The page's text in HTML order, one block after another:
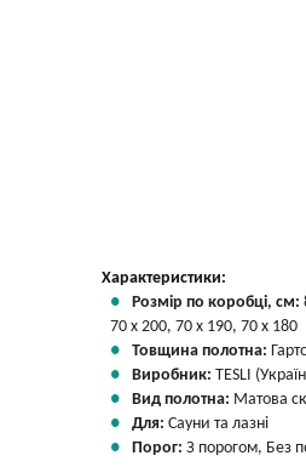
Характеристики:
Розмір по коробці, см:
70 х 200, 70 х 190, 70 х 180
Товщина полотна:
Виробник: TESLI
Вид полотна: Матова
Для: Сауни та лазні
Порог: З порогом, Без